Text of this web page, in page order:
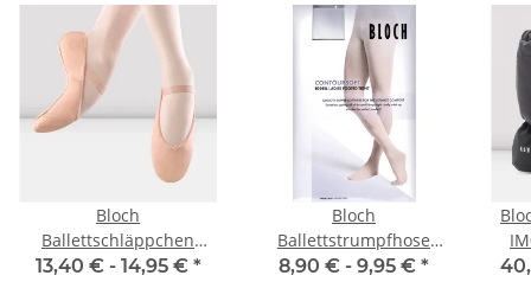
Bloch
Ballettschläppchen
S0209L Arise - Damen
13,40 € - 14,95 € *
Bloch
Ballettstrumpfhose
T0981 Footed Tight
8,90 € - 9,95 € *